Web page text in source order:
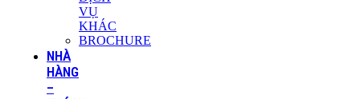
VỤ
KHÁC
BROCHURE
NHÀ
HÀNG
–